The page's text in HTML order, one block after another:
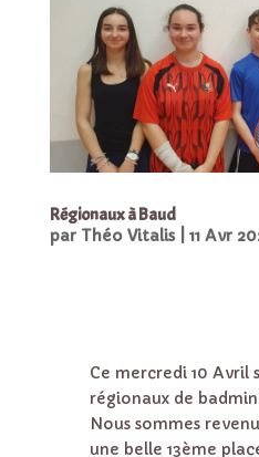
Régionaux à Baud
par Théo Vitalis| 11 Avr
Ce mercredi 10 Avril
régionaux de
Nous sommes
une belle 13ème